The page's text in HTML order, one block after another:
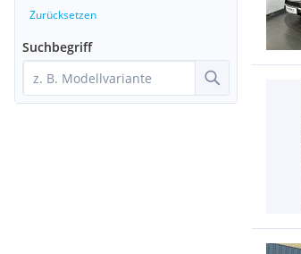
Zurücksetzen
Suchbegriff